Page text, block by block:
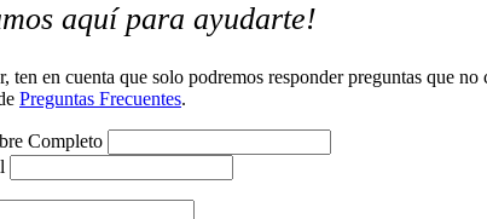
aquí para ayudarte!
ten en cuenta que solo podremos responder preguntas que no
Preguntas Frecuentes.
Completo